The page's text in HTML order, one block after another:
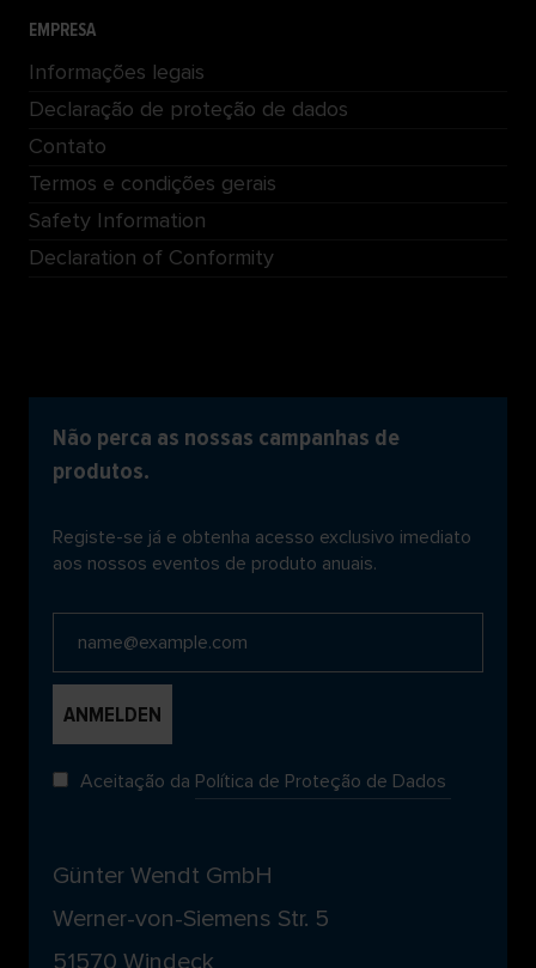
EMPRESA
Informações legais
Declaração de proteção de dados
Contato
Termos e condições gerais
Safety Information
Declaration of Conformity
Não perca as nossas campanhas de
produtos.
Registe-se já e obtenha acesso exclusivo imediato
aos nossos eventos de produto anuais.
Aceitação da Política de Proteção de Dados
Günter Wendt GmbH
Werner-von-Siemens Str. 5